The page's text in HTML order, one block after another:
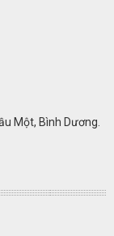
Một, Bình Dương.